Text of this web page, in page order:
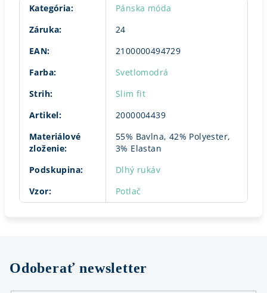
Kategória:
Pánska móda
Záruka:
24
EAN:
2100000494729
Farba:
Svetlomodrá
Strih:
Slim fit
Artikel:
2000004439
Materiálové
zloženie:
55% Bavlna, 42% Polyester,
3% Elastan
Podskupina:
Dlhý rukáv
Vzor: Potlač
Odoberať newsletter